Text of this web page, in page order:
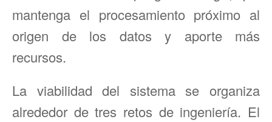
mantenga el procesamiento próximo al
origen de los datos y aporte más
recursos.
La viabilidad del sistema se organiza
alrededor de tres retos de ingeniería. El